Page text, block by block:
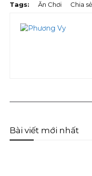
Tags: Ăn Chơi Chia sẻ
Bài viết mới nhất